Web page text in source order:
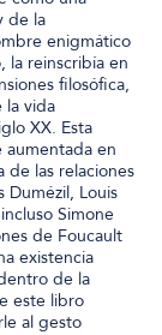
de la
enigmático
la reinscribía en
filosófica,
la vida
XX. Esta
aumentada en
de las relaciones
Dumézil, Louis
Simone
de Foucault
existencia
de la
este libro
al gesto